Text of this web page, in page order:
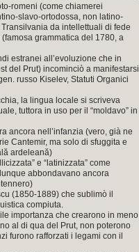
romeni (come chiamerei
slavo-ortodossa, non latino-
da intellettuali di fede
grammatica del 1780, a
estranei all’evoluzione che in
del Prut) incominciò a manifestarsi
russo Kiselev, Statuti Organici
la lingua locale si scriveva
tuttora in uso per il “moldavo” in
ancora nell’infanzia (vero, già ne
Cantemir, ma solo di sfuggita e
ardeleană)
e “latinizzata” come
abbondavano ancora
(1850-1889) che sublimò il
compiuta.
importanza che crearono in meno
al di qua del Prut, non poterono
furono rafforzati i legami con il